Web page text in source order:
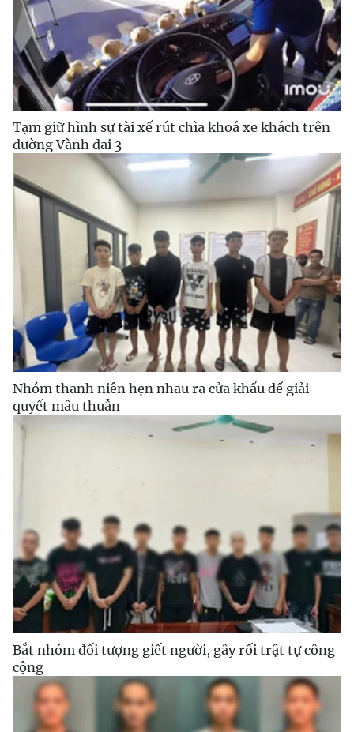
Tạm giữ hình sự tài xế rút chìa khoá xe khách trên
đường Vành đai 3
Nhóm thanh niên hẹn nhau ra cửa khẩu để giải
quyết mâu thuẫn
Bắt nhóm đối tượng giết người, gây rối trật tự công
cộng